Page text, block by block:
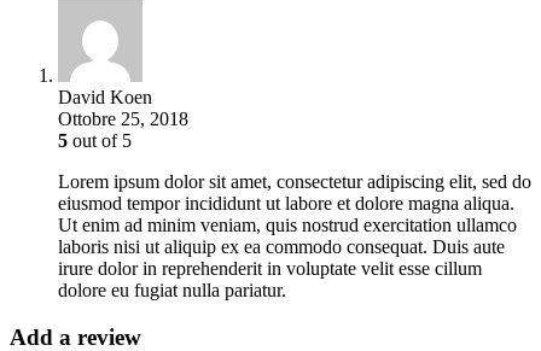
David Koen
Ottobre 25, 2018
5 out of 5
Lorem ipsum dolor sit amet, consectetur adipiscing elit, sed do
eiusmod tempor incididunt ut labore et dolore magna aliqua.
Ut enim ad minim veniam, quis nostrud exercitation ullamco
laboris nisi ut aliquip ex ea commodo consequat. Duis aute
irure dolor in reprehenderit in voluptate velit esse cillum
dolore eu fugiat nulla pariatur.
Add a review